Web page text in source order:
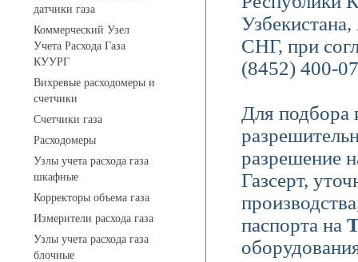
датчики газа
Коммерческий Узел
Учета Расхода Газа
КУУРГ
Вихревые расходомеры и
счетчики
Счетчики газа
Расходомеры
Узлы учета расхода газа
шкафные
Корректоры объема газа
Измерители расхода газа
Узлы учета расхода газа
блочные
СНГ, при
(8452) 400-
Для подбора
разрешение
Газсерт,
паспорта на